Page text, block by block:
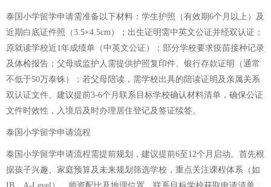
泰国小学留学申请需准备以下材料：学生护照（有效期6个月以上）及
近期白底证件照（3.5×4.5cm）；出生证明需中英文公证并经双认证；
原就读学校近1年成绩单（中英文公证）；部分学校要求疫苗接种记录
及体检报告；父母或监护人需提供护照复印件、银行存款证明（通常
不低于50万泰铢）；若父母陪读，需学校出具的陪读证明及亲属关系
双认证文件。建议提前3-6个月联系目标学校确认材料清单，确保公证
文件时效性，入境后及时办理居住登记及签证续签。
泰国小学留学申请流程
泰国小学留学申请流程需提前规划，建议提前6至12个月启动。首先根
据孩子兴趣、家庭预算及未来规划筛选学校，重点关注课程体系（如